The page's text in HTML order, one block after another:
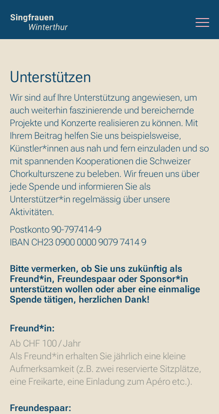
Unterstützen
Wir sind auf Ihre Unterstützung angewiesen, um
auch weiterhin faszinierende und bereichernde
Projekte und Konzerte realisieren zu können. Mit
Ihrem Beitrag helfen Sie uns beispielsweise,
Künstler*innen aus nah und fern einzuladen und so
mit spannenden Kooperationen die Schweizer
Chorkulturszene zu beleben. Wir freuen uns über
jede Spende und informieren Sie als
Unterstützer*in regelmässig über unsere
Aktivitäten.
Postkonto 90-797414-9
IBAN CH23 0900 0000 9079 7414 9
Bitte vermerken, ob Sie uns zukünftig als
Freund*in, Freundespaar oder Sponsor*in
unterstützen wollen oder aber eine einmalige
Spende tätigen, herzlichen Dank!
Freund*in:
Ab CHF 100 / Jahr
Als Freund*in erhalten Sie jährlich eine kleine
Aufmerksamkeit (z.B. zwei reservierte Sitzplätze,
eine Freikarte, eine Einladung zum Apéro etc.).
Freundespaar: